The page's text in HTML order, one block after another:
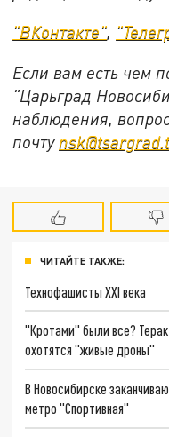
"ВКонтакте",
Если вам есть чем
"Царьград
наблюдения,
почту
ЧИТАЙТЕ ТАКЖЕ:
Технофашисты XXI века
"Кротами" были все?
охотятся "живые дроны"
В Новосибирске
метро "Спортивная"